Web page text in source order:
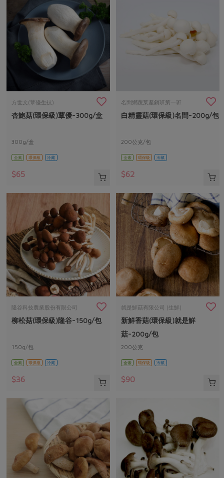
居家好物
美妝保養
家庭清潔
素食專區
飲品
主題食譜
異國料理
年菜食譜
高麗菜海鮮煎餅
主婦聯盟X樂齡網特約優惠案
30%rPET紅烏龍茶
2024農業發展計畫年度報告
更多議題活動
把最好的台灣味帶回家！
公益金
更多議題
生活者e週報
綠主張月刊
社員權益
合作社法規
社務專區
選舉專區
媒體報導
地區活動
活動報下載
方世文(蕈優生技)
杏鮑菇(環保級)蕈優-300g/盒
300g/盒
全素 環保級 冷藏
$65
名間鄉蔬菜產銷班第一班
白精靈菇(環保級)名間-200g/包
200公克/包
全素 環保級 冷藏
$62
隆谷科技農業股份有限公司
柳松菇(環保級)隆谷-150g/包
150g/包
全素 環保級 冷藏
$36
就是鮮菇有限公司 (生鮮)
新鮮香菇(環保級)就是鮮
菇-200g/包
200公克
全素 環保級 冷藏
$90